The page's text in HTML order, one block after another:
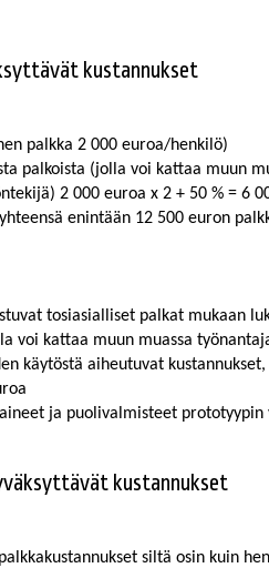
kustannukset
palkka 2 000 euroa/henkilö)
palkoista (jolla voi kattaa muun
2 000 euroa x 2 + 50 % = 6
enintään 12 500 euron
tosiasialliset palkat mukaan
voi kattaa muun muassa
käytöstä aiheutuvat
ja puolivalmisteet prototyypin
kustannukset
siltä osin kuin